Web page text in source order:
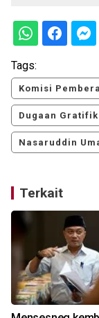
Tags:
Komisi
Dugaan
Nasaruddin
Terkait